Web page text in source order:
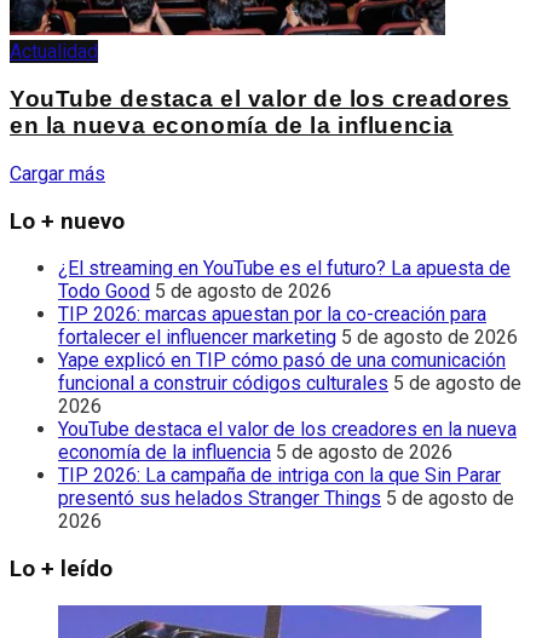
Actualidad
YouTube destaca el valor de los creadores
en la nueva economía de la influencia
Cargar más
Lo + nuevo
¿El streaming en YouTube es el futuro? La apuesta de
Todo Good 5 de agosto de 2026
TIP 2026: marcas apuestan por la co-creación para
fortalecer el influencer marketing 5 de agosto de 2026
Yape explicó en TIP cómo pasó de una comunicación
funcional a construir códigos culturales 5 de agosto de
2026
YouTube destaca el valor de los creadores en la nueva
economía de la influencia 5 de agosto de 2026
TIP 2026: La campaña de intriga con la que Sin Parar
presentó sus helados Stranger Things 5 de agosto de
2026
Lo + leído